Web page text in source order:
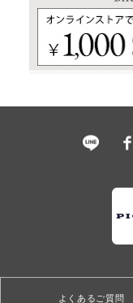
よくあるご質問